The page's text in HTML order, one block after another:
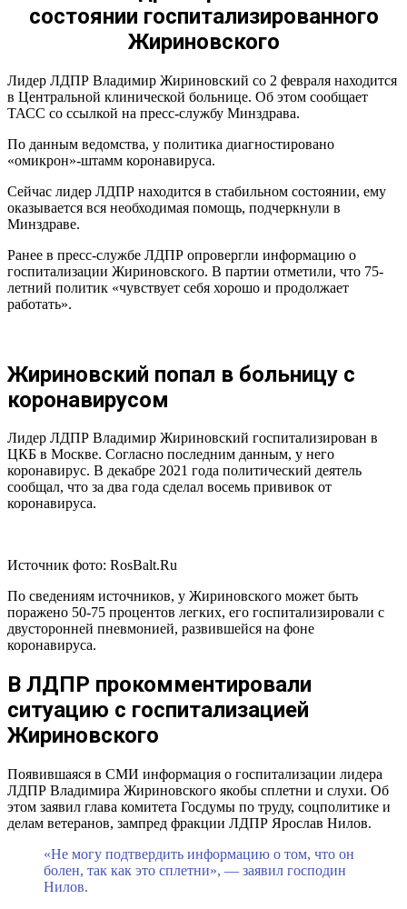
СМИ сообщили о госпитализации Жириновского с ковидом.
В ЛДПР всё отрицают
В пресс-службе Жириновского опровергли слухи о заражении
лидера ЛДПР «омикроном»
Зюганов пожелал здоровья госпитализированному
Жириновскому
Вирусолог в январе высказался о привившемся восемь раз
Жириновском
состоянии госпитализированного
Жириновского
Лидер ЛДПР Владимир Жириновский со 2 февраля находится
в Центральной клинической больнице. Об этом сообщает
ТАСС со ссылкой на пресс-службу Минздрава.
По данным ведомства, у политика диагностировано
«омикрон»-штамм коронавируса.
Сейчас лидер ЛДПР находится в стабильном состоянии, ему
оказывается вся необходимая помощь, подчеркнули в
Минздраве.
Ранее в пресс-службе ЛДПР опровергли информацию о
госпитализации Жириновского. В партии отметили, что 75-
летний политик «чувствует себя хорошо и продолжает
работать».
Жириновский попал в больницу с
коронавирусом
Лидер ЛДПР Владимир Жириновский госпитализирован в
ЦКБ в Москве. Согласно последним данным, у него
коронавирус. В декабре 2021 года политический деятель
сообщал, что за два года сделал восемь прививок от
коронавируса.
Источник фото: RosBalt.Ru
По сведениям источников, у Жириновского может быть
поражено 50-75 процентов легких, его госпитализировали с
двусторонней пневмонией, развившейся на фоне
коронавируса.
В ЛДПР прокомментировали
ситуацию с госпитализацией
Жириновского
Появившаяся в СМИ информация о госпитализации лидера
ЛДПР Владимира Жириновского якобы сплетни и слухи. Об
этом заявил глава комитета Госдумы по труду, соцполитике и
делам ветеранов, зампред фракции ЛДПР Ярослав Нилов.
«Не могу подтвердить информацию о том, что он
болен, так как это сплетни», — заявил господин
Нилов.